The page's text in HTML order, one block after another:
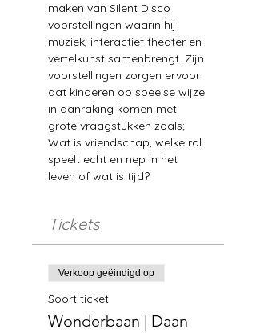
maken van Silent Disco
voorstellingen waarin hij
muziek, interactief theater en
vertelkunst samenbrengt. Zijn
voorstellingen zorgen ervoor
dat kinderen op speelse wijze
in aanraking komen met
grote vraagstukken zoals;
Wat is vriendschap, welke rol
speelt echt en nep in het
leven of wat is tijd?
Tickets
Verkoop geëindigd op
Soort ticket
Wonderbaan | Daan